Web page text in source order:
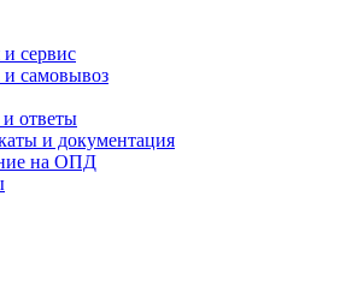
и сервис
и самовывоз
ответы
и документация
на ОПД